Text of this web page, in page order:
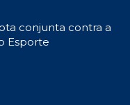
conjunta contra a
Esporte